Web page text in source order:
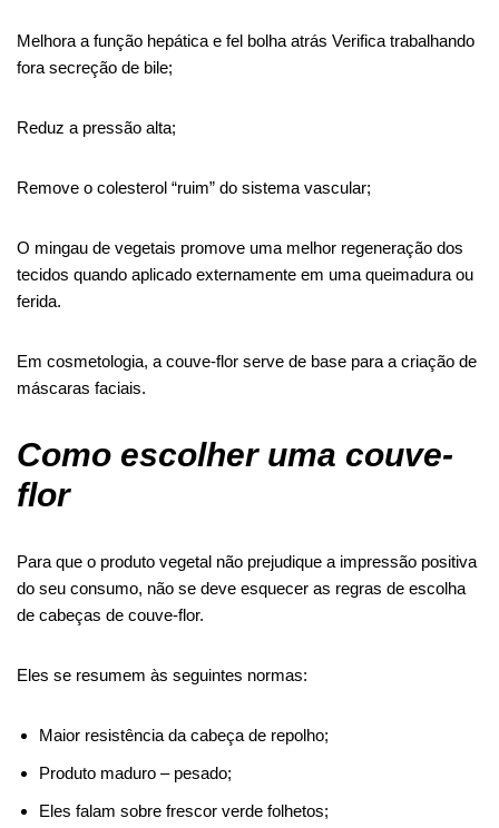
Melhora a função hepática e fel bolha atrás Verifica trabalhando
fora secreção de bile;
Reduz a pressão alta;
Remove o colesterol “ruim” do sistema vascular;
O mingau de vegetais promove uma melhor regeneração dos
tecidos quando aplicado externamente em uma queimadura ou
ferida.
Em cosmetologia, a couve-flor serve de base para a criação de
máscaras faciais.
Como escolher uma couve-
flor
Para que o produto vegetal não prejudique a impressão positiva
do seu consumo, não se deve esquecer as regras de escolha
de cabeças de couve-flor.
Eles se resumem às seguintes normas:
Maior resistência da cabeça de repolho;
Produto maduro – pesado;
Eles falam sobre frescor verde folhetos;